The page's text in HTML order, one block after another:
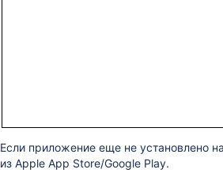
Если приложение еще не установлено
из Apple App Store/Google Play.